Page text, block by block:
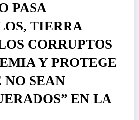
PASA
TIERRA
CORRUPTOS
Y PROTEGE
NO SEAN
EN LA